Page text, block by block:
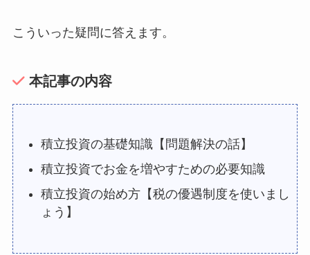
こういった疑問に答えます。
本記事の内容
積立投資の基礎知識【問題解決の話】
積立投資でお金を増やすための必要知識
積立投資の始め方【税の優遇制度を使いまし
ょう】